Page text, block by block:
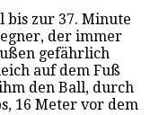
bis zur 37. Minute
der immer
gefährlich
auf dem Fuß
den Ball, durch
16 Meter vor dem